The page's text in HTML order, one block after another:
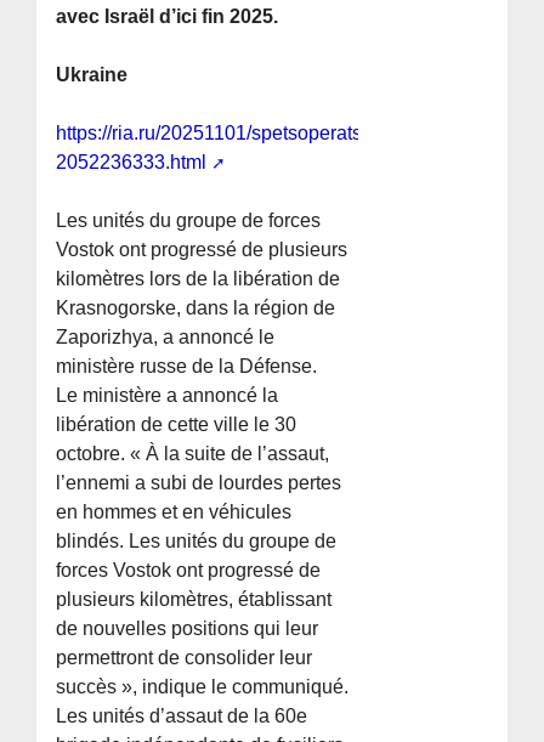
avec Israël d’ici fin 2025.
Ukraine
https://ria.ru/20251101/spetsoperatsiya-
2052236333.html
Les unités du groupe de forces
Vostok ont progressé de plusieurs
kilomètres lors de la libération de
Krasnogorske, dans la région de
Zaporizhya, a annoncé le
ministère russe de la Défense.
Le ministère a annoncé la
libération de cette ville le 30
octobre. « À la suite de l’assaut,
l’ennemi a subi de lourdes pertes
en hommes et en véhicules
blindés. Les unités du groupe de
forces Vostok ont progressé de
plusieurs kilomètres, établissant
de nouvelles positions qui leur
permettront de consolider leur
succès », indique le communiqué.
Les unités d’assaut de la 60e